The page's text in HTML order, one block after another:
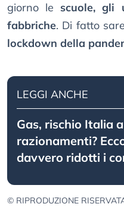
giorno le scuole, gli
fabbriche. Di fatto
lockdown della
LEGGI ANCHE
Gas, rischio Italia
razionamenti?
davvero ridotti i
© RIPRODUZIONE